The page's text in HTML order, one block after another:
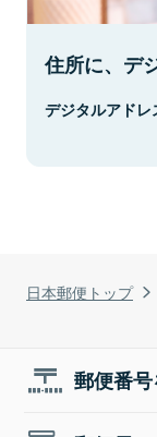
日本郵便トップ
住所に、デ
デジタルアドレ
郵便番